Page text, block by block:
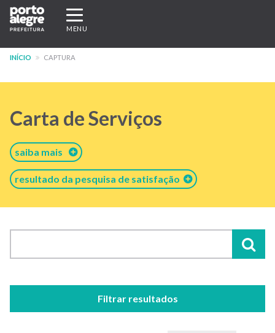
Pular
para
conteúdo
Expandir/recolher
navegação
MENU
INÍCIO CAPTURA
Carta de Serviços
saiba mais
resultado da pesquisa de satisfação
Filtrar resultados